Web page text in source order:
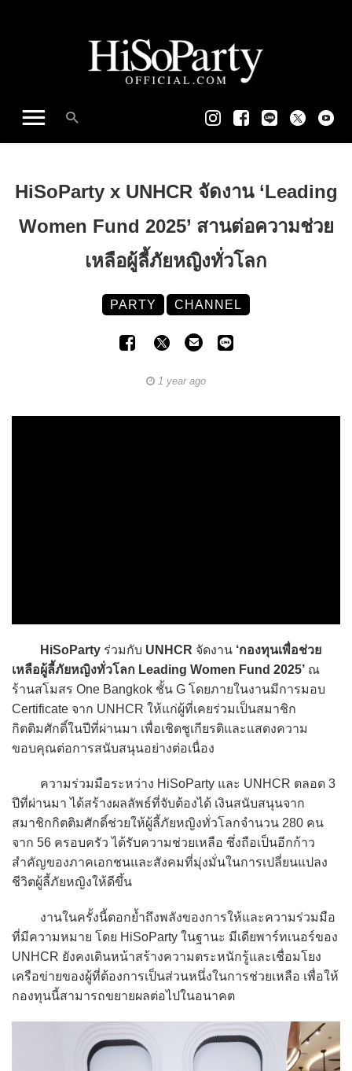
HiSoParty x UNHCR จัดงาน ‘Leading
Women Fund 2025’ สานต่อความช่วย
เหลือผู้ลี้ภัยหญิงทั่วโลก
PARTY CHANNEL
1 year ago
HiSoParty ร่วมกับ UNHCR จัดงาน ‘กองทุนเพื่อช่วย
เหลือผู้ลี้ภัยหญิงทั่วโลก Leading Women Fund 2025’ ณ
ร้านสโมสร One Bangkok ชั้น G โดยภายในงานมีการมอบ
Certificate จาก UNHCR ให้แก่ผู้ที่เคยร่วมเป็นสมาชิก
กิตติมศักดิ์ในปีที่ผ่านมา เพื่อเชิดชูเกียรติและแสดงความ
ขอบคุณต่อการสนับสนุนอย่างต่อเนื่อง
ความร่วมมือระหว่าง HiSoParty และ UNHCR ตลอด 3
ปีที่ผ่านมา ได้สร้างผลลัพธ์ที่จับต้องได้ เงินสนับสนุนจาก
สมาชิกกิตติมศักดิ์ช่วยให้ผู้ลี้ภัยหญิงทั่วโลกจำนวน 280 คน
จาก 56 ครอบครัว ได้รับความช่วยเหลือ ซึ่งถือเป็นอีกก้าว
สำคัญของภาคเอกชนและสังคมที่มุ่งมั่นในการเปลี่ยนแปลง
ชีวิตผู้ลี้ภัยหญิงให้ดีขึ้น
งานในครั้งนี้ตอกย้ำถึงพลังของการให้และความร่วมมือ
ที่มีความหมาย โดย HiSoParty ในฐานะ มีเดียพาร์ทเนอร์ของ
UNHCR ยังคงเดินหน้าสร้างความตระหนักรู้และเชื่อมโยง
เครือข่ายของผู้ที่ต้องการเป็นส่วนหนึ่งในการช่วยเหลือ เพื่อให้
กองทุนนี้สามารถขยายผลต่อไปในอนาคต